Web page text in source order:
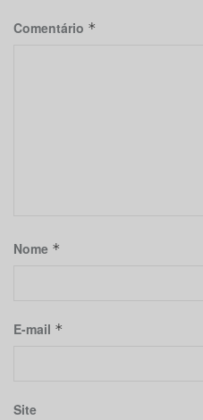
Comentário *
Nome *
E-mail *
Site